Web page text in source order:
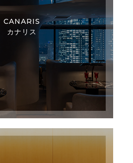
CANARIS
カナリス